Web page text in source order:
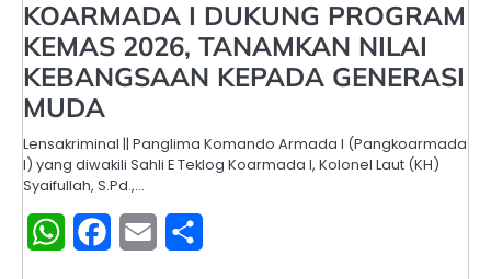
KOARMADA I DUKUNG PROGRAM
KEMAS 2026, TANAMKAN NILAI
KEBANGSAAN KEPADA GENERASI
MUDA
Lensakriminal || Panglima Komando Armada I (Pangkoarmada
I) yang diwakili Sahli E Teklog Koarmada I, Kolonel Laut (KH)
Syaifullah, S.Pd.,…
WhatsAppFacebook
Email